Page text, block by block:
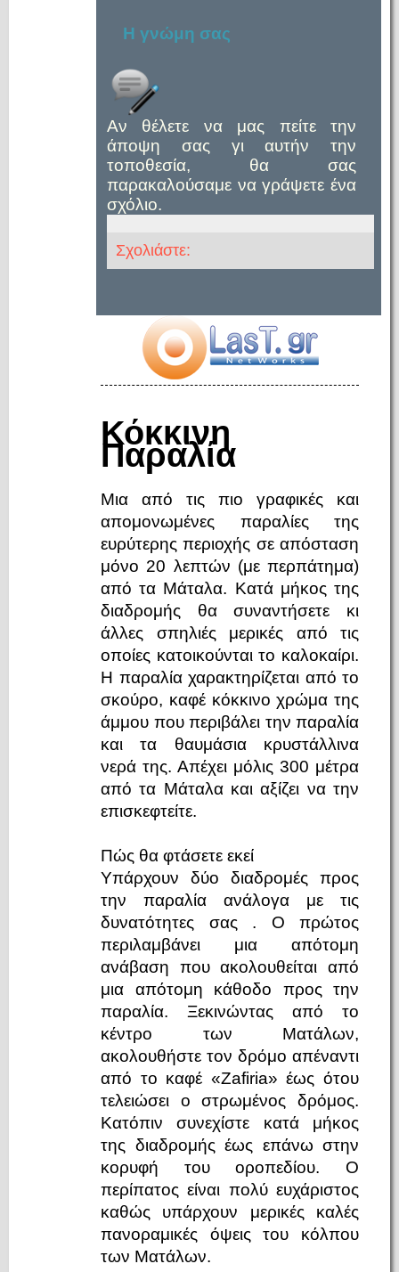
Η γνώμη σας
Αν θέλετε να μας πείτε την
άποψη σας γι αυτήν την
τοποθεσία, θα σας
παρακαλούσαμε να γράψετε ένα
σχόλιο.
Σχολιάστε:
Κόκκινη
Παραλία
Μια από τις πιο γραφικές και
απομονωμένες παραλίες της
ευρύτερης περιοχής σε απόσταση
μόνο 20 λεπτών (με περπάτημα)
από τα Μάταλα. Κατά μήκος της
διαδρομής θα συναντήσετε κι
άλλες σπηλιές μερικές από τις
οποίες κατοικούνται το καλοκαίρι.
Η παραλία χαρακτηρίζεται από το
σκούρο, καφέ κόκκινο χρώμα της
άμμου που περιβάλει την παραλία
και τα θαυμάσια κρυστάλλινα
νερά της. Απέχει μόλις 300 μέτρα
από τα Μάταλα και αξίζει να την
επισκεφτείτε.
Πώς θα φτάσετε εκεί
Υπάρχουν δύο διαδρομές προς
την παραλία ανάλογα με τις
δυνατότητες σας . Ο πρώτος
περιλαμβάνει μια απότομη
ανάβαση που ακολουθείται από
μια απότομη κάθοδο προς την
παραλία. Ξεκινώντας από το
κέντρο των Ματάλων,
ακολουθήστε τον δρόμο απέναντι
από το καφέ «Zafiria» έως ότου
τελειώσει ο στρωμένος δρόμος.
Κατόπιν συνεχίστε κατά μήκος
της διαδρομής έως επάνω στην
κορυφή του οροπεδίου. Ο
περίπατος είναι πολύ ευχάριστος
καθώς υπάρχουν μερικές καλές
πανοραμικές όψεις του κόλπου
των Ματάλων.